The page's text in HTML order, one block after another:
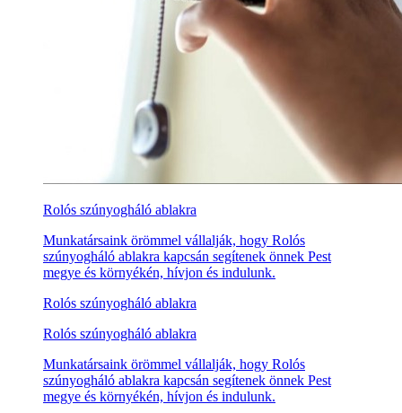
Rolós szúnyogháló ablakra
Munkatársaink örömmel vállalják, hogy Rolós
szúnyogháló ablakra kapcsán segítenek önnek Pest
megye és környékén, hívjon és indulunk.
Rolós szúnyogháló ablakra
Rolós szúnyogháló ablakra
Munkatársaink örömmel vállalják, hogy Rolós
szúnyogháló ablakra kapcsán segítenek önnek Pest
megye és környékén, hívjon és indulunk.